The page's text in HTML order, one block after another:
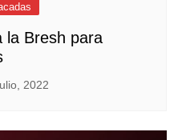
la Bresh para
2022